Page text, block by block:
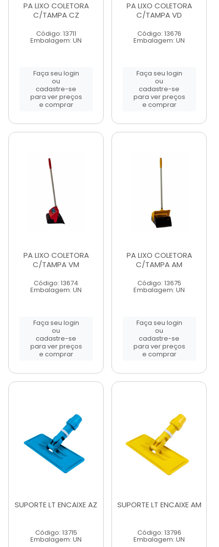
PA LIXO COLETORA
C/TAMPA CZ
Código: 13711
Embalagem: UN
Faça seu login
ou
cadastre-se
para ver preços
e comprar
PA LIXO COLETORA
C/TAMPA VD
Código: 13676
Embalagem: UN
Faça seu login
ou
cadastre-se
para ver preços
e comprar
PA LIXO COLETORA
C/TAMPA VM
Código: 13674
Embalagem: UN
Faça seu login
ou
cadastre-se
para ver preços
e comprar
PA LIXO COLETORA
C/TAMPA AM
Código: 13675
Embalagem: UN
Faça seu login
ou
cadastre-se
para ver preços
e comprar
SUPORTE LT ENCAIXE AZ
Código: 13715
Embalagem: UN
SUPORTE LT ENCAIXE AM
Código: 13796
Embalagem: UN